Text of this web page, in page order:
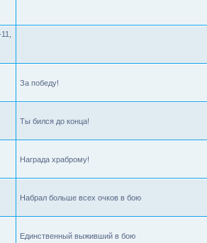
За победу!
Ты бился до конца!
Награда храброму!
Набрал больше всех очков в бою
Единственный выживший в бою